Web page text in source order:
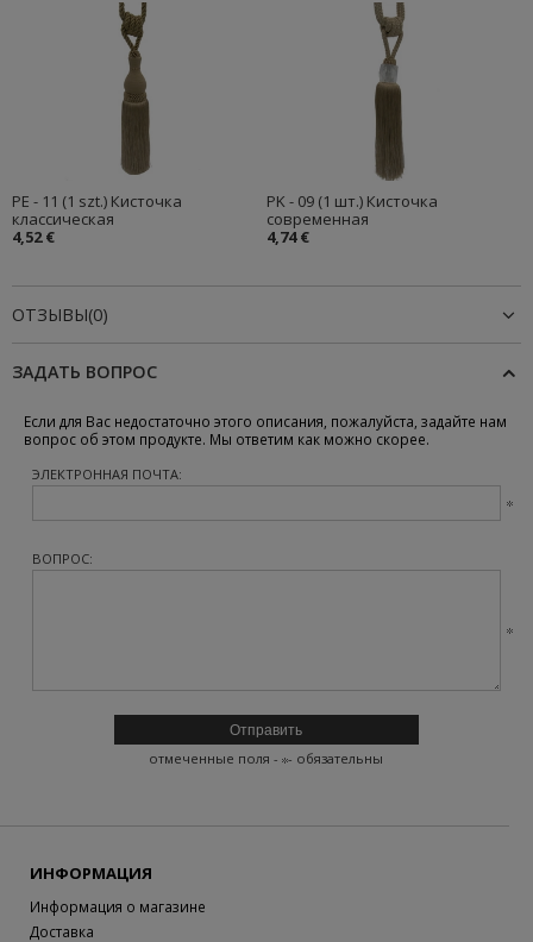
PE - 11 (1 szt.) Кисточка
классическая
4,52 €
PK - 09 (1 шт.) Кисточка
современная
4,74 €
ОТЗЫВЫ(0)
ЗАДАТЬ ВОПРОС
Если для Вас недостаточно этого описания, пожалуйста, задайте нам
вопрос об этом продукте. Мы ответим как можно скорее.
ЭЛЕКТРОННАЯ ПОЧТА:
ВОПРОС:
отмеченные поля - - обязательны
ИНФОРМАЦИЯ
Информация о магазине
Доставка